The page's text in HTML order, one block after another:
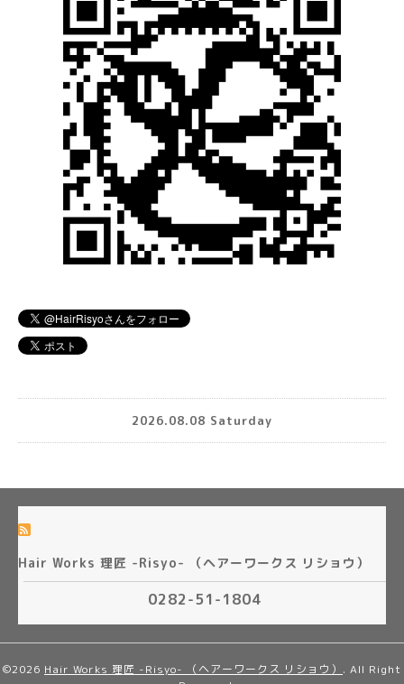
2026.08.08 Saturday
Hair Works 理匠 -Risyo- （ヘアーワークス リショウ）
0282-51-1804
©2026 Hair Works 理匠 -Risyo- （ヘアーワークス リショウ） . All Right